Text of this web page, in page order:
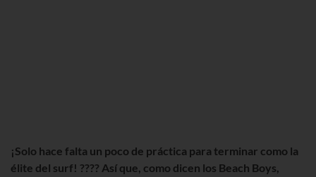
¡Solo hace falta un poco de práctica para terminar como la
élite del surf! ???? Así que, como dicen los Beach Boys,